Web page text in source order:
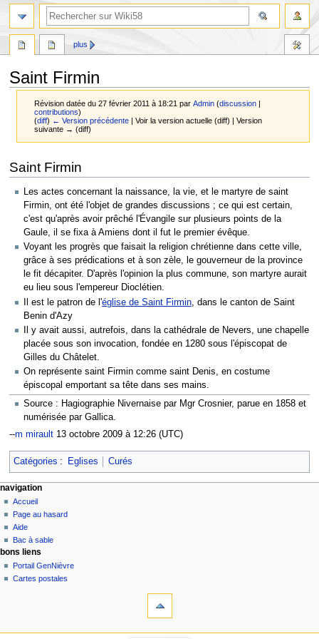
Saint Firmin
Révision datée du 27 février 2011 à 18:21 parAdmin (discussion |
contributions)
(diff) ← Version précédente | Voir la version actuelle (diff) | Version
suivante → (diff)
à
navigation
à
recherche
Saint Firmin
Les actes concernant la naissance, la vie, et le martyre de saint
Firmin, ont été l'objet de grandes discussions ; ce qui est certain,
c'est qu'après avoir prêché l'Évangile sur plusieurs points de la
Gaule, il se fixa à Amiens dont il fut le premier évêque.
Voyant les progrès que faisait la religion chrétienne dans cette ville,
grâce à ses prédications et à son zèle, le gouverneur de la province
le fit décapiter. D'après l'opinion la plus commune, son martyre aurait
eu lieu sous l'empereur Dioclétien.
Il est le patron de l'église de Saint Firmin , dans le canton de Saint
Benin d'Azy
Il y avait aussi, autrefois, dans la cathédrale de Nevers, une chapelle
placée sous son invocation, fondée en 1280 sous l'épiscopat de
Gilles du Châtelet.
On représente saint Firmin comme saint Denis, en costume
épiscopal emportant sa tête dans ses mains.
Source : Hagiographie Nivernaise par Mgr Crosnier, parue en 1858 et
numérisée par Gallica.
--m mirault13 octobre 2009 à 12:26 (UTC)
Catégories : Eglises Curés
plus
navigation
Accueil
Page au hasard
Aide
Bac à sable
bons liens
Portail GenNièvre
Cartes postales